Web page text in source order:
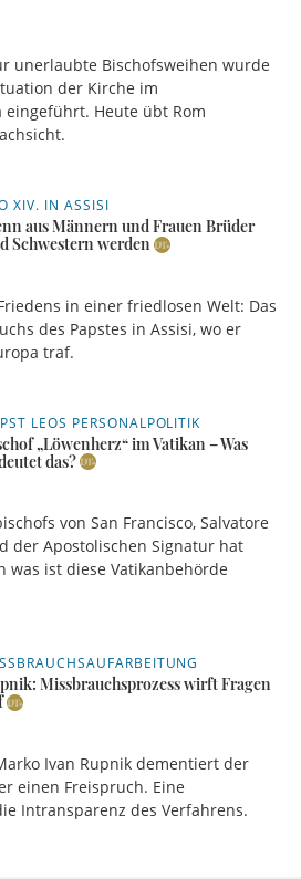
unerlaubte Bischofsweihen wurde
der Kirche im
Heute übt Rom
XIV. IN ASSISI
aus Männern und Frauen Brüder
Schwestern werden
in einer friedlosen Welt: Das
des Papstes in Assisi, wo er
traf.
LEOS PERSONALPOLITIK
„Löwenherz“ im Vatikan – Was
das?
von San Francisco, Salvatore
der Apostolischen Signatur hat
was ist diese Vatikanbehörde
Missbrauchsprozess wirft Fragen
Ivan Rupnik dementiert der
einen Freispruch. Eine
Intransparenz des Verfahrens.